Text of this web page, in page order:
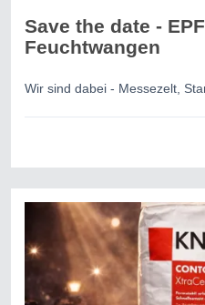
Save the date -
Feuchtwangen
Wir sind dabei - Messezelt,